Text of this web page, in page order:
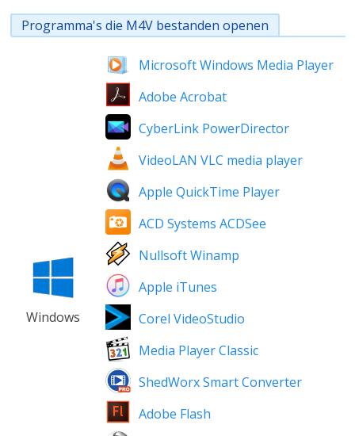
Programma's die M4V bestanden openen
Windows
Microsoft Windows Media Player
Adobe Acrobat
CyberLink PowerDirector
VideoLAN VLC media player
Apple QuickTime Player
ACD Systems ACDSee
Nullsoft Winamp
Apple iTunes
Corel VideoStudio
Media Player Classic
ShedWorx Smart Converter
Adobe Flash